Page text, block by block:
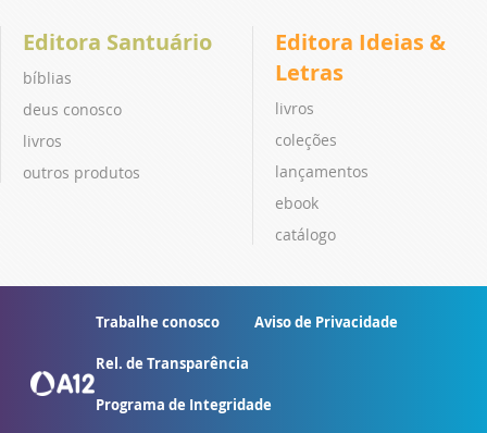
Editora Santuário
bíblias
deus conosco
livros
outros produtos
Editora Ideias &
Letras
livros
coleções
lançamentos
ebook
catálogo
Trabalhe conosco Aviso de Privacidade
Rel. de Transparência
Programa de Integridade